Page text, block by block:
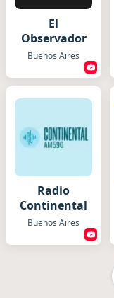
El
Observador
Buenos Aires
Radio
Continental
Buenos Aires